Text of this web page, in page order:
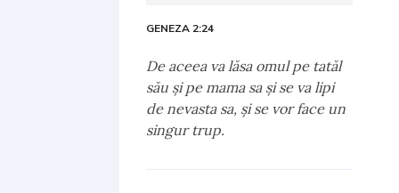
GENEZA 2:24
De aceea va lăsa omul pe tatăl
său şi pe mama sa şi se va lipi
de nevasta sa, şi se vor face un
singur trup.